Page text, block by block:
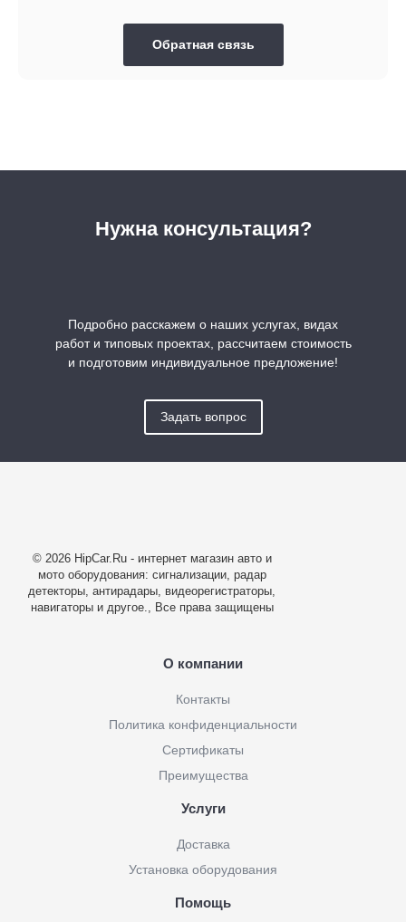
Обратная связь
Нужна консультация?
Подробно расскажем о наших услугах, видах
работ и типовых проектах, рассчитаем стоимость
и подготовим индивидуальное предложение!
Задать вопрос
© 2026 HipCar.Ru - интернет магазин авто и
мото оборудования: сигнализации, радар
детекторы, антирадары, видеорегистраторы,
навигаторы и другое., Все права защищены
О компании
Контакты
Политика конфиденциальности
Сертификаты
Преимущества
Услуги
Доставка
Установка оборудования
Помощь